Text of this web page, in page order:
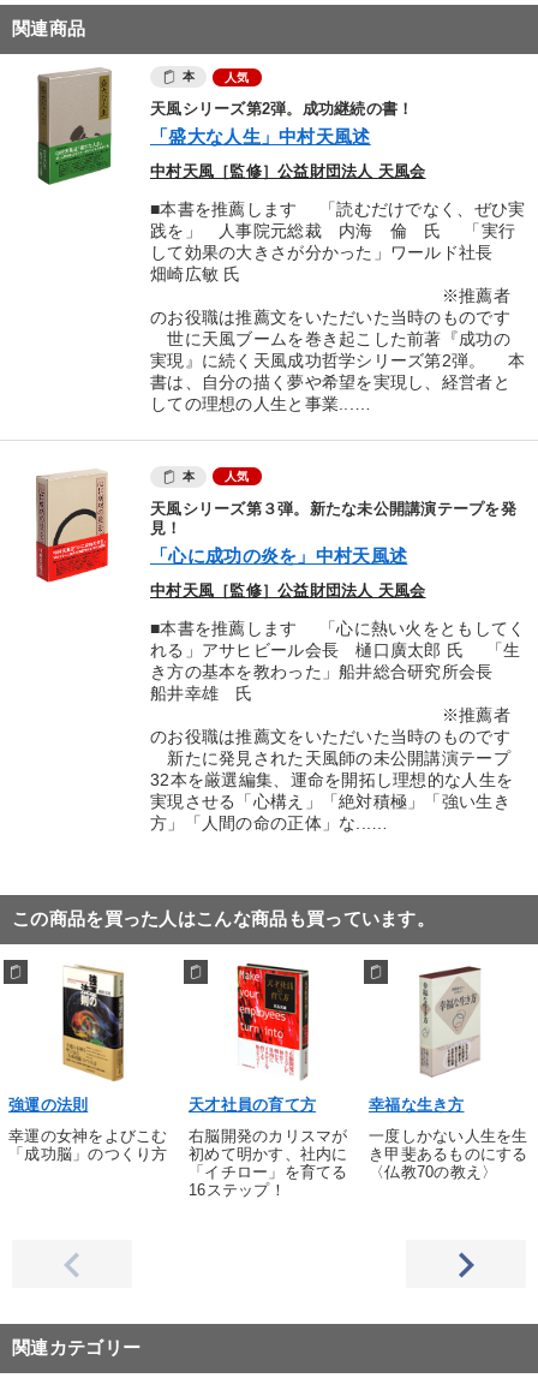
関連商品
本 人気
天風シリーズ第2弾。成功継続の書！
「盛大な人生」中村天風述
中村天風［監修］公益財団法人 天風会
■本書を推薦します 「読むだけでなく、ぜひ実
践を」 人事院元総裁 内海 倫 氏 「実行
して効果の大きさが分かった」ワールド社長
畑崎広敏 氏
※推薦者
のお役職は推薦文をいただいた当時のものです
世に天風ブームを巻き起こした前著『成功の
実現』に続く天風成功哲学シリーズ第2弾。 本
書は、自分の描く夢や希望を実現し、経営者と
しての理想の人生と事業...…
本 人気
天風シリーズ第３弾。新たな未公開講演テープを発
見！
「心に成功の炎を」中村天風述
中村天風［監修］公益財団法人 天風会
■本書を推薦します 「心に熱い火をともしてく
れる」アサヒビール会長 樋口廣太郎 氏 「生
き方の基本を教わった」船井総合研究所会長
船井幸雄 氏
※推薦者
のお役職は推薦文をいただいた当時のものです
新たに発見された天風師の未公開講演テープ
32本を厳選編集、運命を開拓し理想的な人生を
実現させる「心構え」「絶対積極」「強い生き
方」「人間の命の正体」な...…
この商品を買った人はこんな商品も買っています。
強運の法則
幸運の女神をよびこむ
「成功脳」のつくり方
天才社員の育て方
右脳開発のカリスマが
初めて明かす、社内に
「イチロー」を育てる
16ステップ！
幸福な生き方
一度しかない人生を生
き甲斐あるものにする
〈仏教70の教え〉
関連カテゴリー